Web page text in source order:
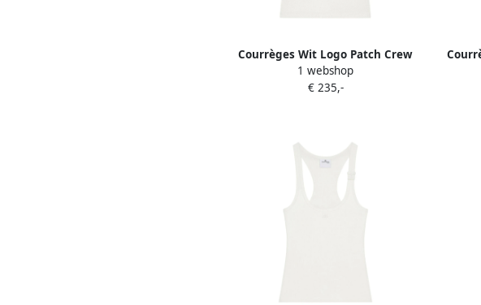
Courrèges Wit Logo Patch Crew
Neck T-shirts White Dames
1 webshop
€ 235,-